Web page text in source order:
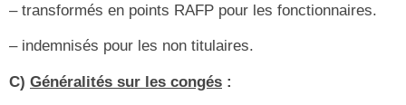
– transformés en points RAFP pour les fonctionnaires.
– indemnisés pour les non titulaires.
C) Généralités sur les congés :